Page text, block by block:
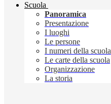
Scuola
Panoramica
Presentazione
I luoghi
Le persone
I numeri della scuola
Le carte della scuola
Organizzazione
La storia